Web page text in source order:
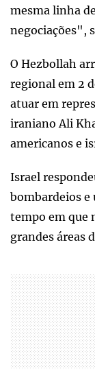
mesma linha
negociações",
O Hezbollah
regional em 2
atuar em
iraniano Ali
americanos e
Israel
bombardeios e
tempo em que
grandes áreas